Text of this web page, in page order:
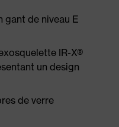
gant de niveau E
IR-X®
un design
de verre